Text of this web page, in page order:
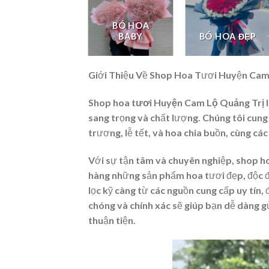
BÓ HOA
BABY
BÓ HOA ĐẸP
Giới Thiệu Về Shop Hoa Tươi Huyện
Shop hoa tươi Huyện Cam Lộ Quảng Trị
sang trọng và chất lượng. Chúng tôi
trương, lễ tết, và hoa chia buồn, cùng
Với sự tận tâm và chuyên nghiệp, shop
hàng những sản phẩm hoa tươi đẹp,
lọc kỹ càng từ các nguồn cung cấp uy
chóng và chính xác sẽ giúp bạn dễ dàng
thuận tiện.